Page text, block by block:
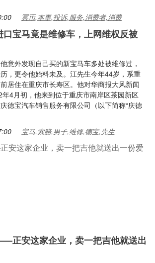
冥币,本事,投诉,服务,消费者,消费
口宝马竟是维修车，上网维权反被
意外发现自己买的新宝马车多处被维修过，
，更令他始料未及。江先生今年44岁，系重
居住在重庆市长寿区。他对华商报大风新闻
4月初，他来到位于重庆市南岸区茶园新区
德宝汽车销售服务有限公司（以下简称“庆德
宝马,索赔,男子,维修,德宝,先生
正安这家企业，卖一把吉他就送出